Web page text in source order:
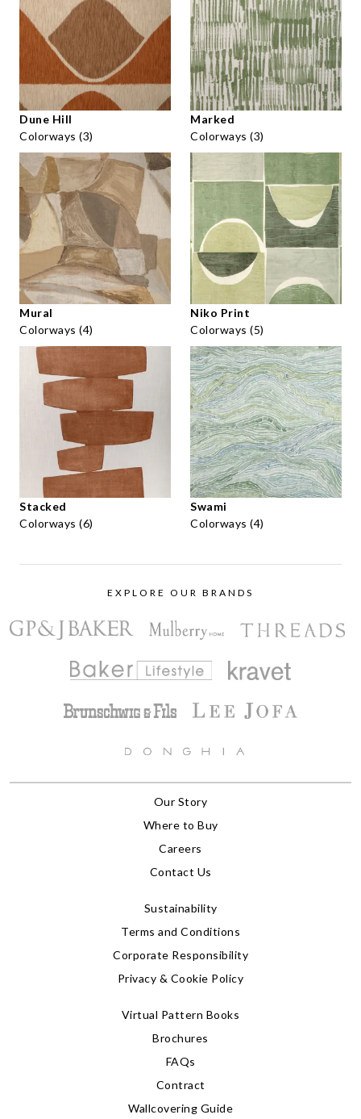
Dune Hill
Colorways (3)
Marked
Colorways (3)
Mural
Colorways (4)
Niko Print
Colorways (5)
Stacked
Colorways (6)
Swami
Colorways (4)
EXPLORE OUR BRANDS
Our Story
Where to Buy
Careers
Contact Us
Sustainability
Terms and Conditions
Corporate Responsibility
Privacy & Cookie Policy
Virtual Pattern Books
Brochures
FAQs
Contract
Wallcovering Guide